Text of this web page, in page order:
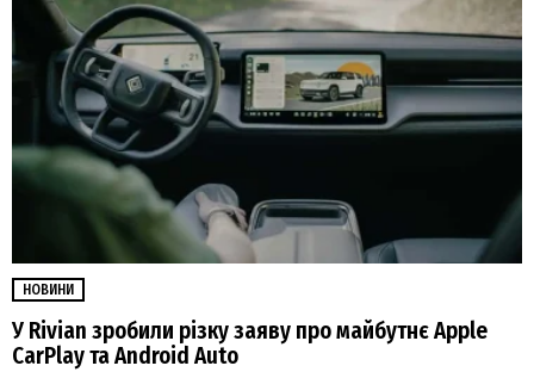
НОВИНИ
У Rivian зробили різку заяву про майбутнє Apple
CarPlay та Android Auto